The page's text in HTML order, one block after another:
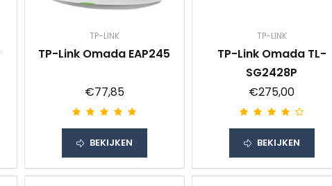
TP-LINK
TP-Link Omada EAP245
€77,85
BEKIJKEN
TP-LINK
TP-Link Omada TL-
SG2428P
€275,00
BEKIJKEN